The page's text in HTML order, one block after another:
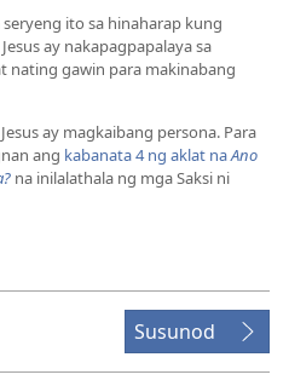
ito sa hinaharap kung
ay nakapagpapalaya sa
nating gawin para makinabang
ay magkaibang persona. Para
ang kabanata 4 ng aklat naAno
na inilalathala ng mga Saksi ni
Susunod